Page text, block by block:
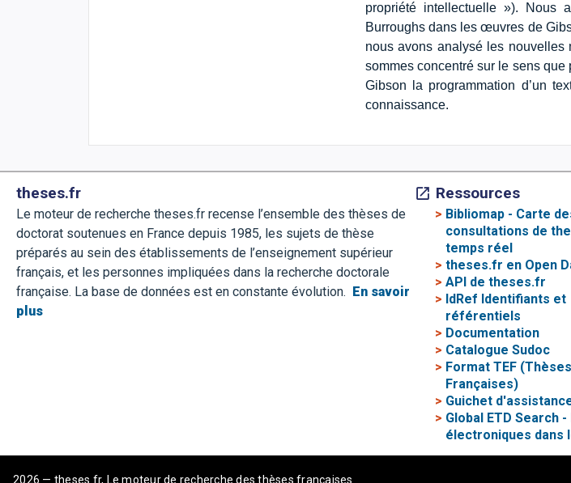
propriété intellectuelle »). Nous
Burroughs dans les œuvres de
nous avons analysé les nouvelles
sommes concentré sur le sens
Gibson la programmation d’un
connaissance.
theses.fr
Le moteur de recherche theses.fr recense l’ensemble des thèses de
doctorat soutenues en France depuis 1985, les sujets de thèse
préparés au sein des établissements de l’enseignement supérieur
français, et les personnes impliquées dans la recherche doctorale
française. La base de données est en constante évolution.
En savoir
plus
Ressources
> Bibliomap - Carte
consultations de
temps réel
> theses.fr en Open
> API de theses.fr
> IdRef Identifiants et
référentiels
> Documentation
> Catalogue Sudoc
> Format TEF
Françaises)
> Guichet
> Global ETD Search
électroniques dans
2026 — theses.fr, Le moteur de recherche des thèses françaises